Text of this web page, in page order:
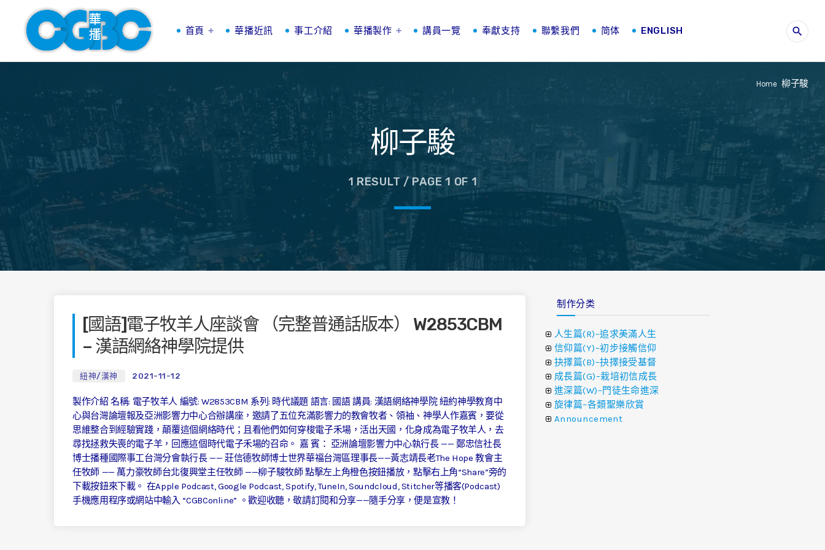
首頁 華播近訊 事工介紹 華播製作 講員一覽 奉獻支持 聯繫我們 简体 ENGLISH search
Home 柳子駿
柳子駿
1 RESULT / PAGE 1 OF 1
[國語]電子牧羊人座談會 （完整普通話版本） W2853CBM
– 漢語網絡神學院提供
紐神/漢神 2021-11-12
製作介紹 名稱: 電子牧羊人 編號: W2853CBM 系列: 時代議題 語言: 國語 講員: 漢語網絡神學院 紐約神學教育中
心與台灣論壇報及亞洲影響力中心合辦講座，邀請了五位充滿影響力的教會牧者、領袖、神學人作嘉賓，要從
思維整合到經驗實踐，顛覆這個網絡時代；且看他們如何穿梭電子禾場，活出天國，化身成為電子牧羊人，去
尋找拯救失喪的電子羊，回應這個時代電子禾場的召命。 嘉 賓： 亞洲論壇影響力中心執行長 —— 鄭忠信社長
博士播種國際事工台灣分會執行長 —— 莊信德牧師博士世界華福台灣區理事長——黃志靖長老The Hope 教會主
任牧師 —— 萬力豪牧師台北復興堂主任牧師 ——柳子駿牧師 點擊左上角橙色按鈕播放，點擊右上角“Share”旁的
下載按鈕來下載。 在Apple Podcast, Google Podcast, Spotify, TuneIn, Soundcloud, Stitcher等播客(Podcast)
手機應用程序或網站中輸入 “CGBConline” 。歡迎收聽，敬請訂閱和分享——隨手分享，便是宣教！
制作分类
人生篇(R)–追求美滿人生
信仰篇(Y)–初步接觸信仰
抉擇篇(B)–抉擇接受基督
成長篇(G)–栽培初信成長
進深篇(W)–門徒生命進深
旋律篇–各類聖樂欣賞
Announcement